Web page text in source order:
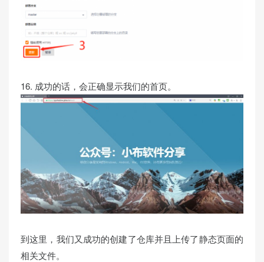
16. 成功的话，会正确显示我们的首页。
到这里，我们又成功的创建了仓库并且上传了静态页面的
相关文件。